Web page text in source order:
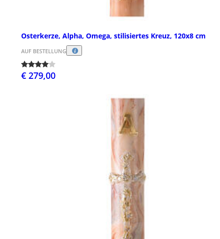
Osterkerze, Alpha, Omega, stilisiertes Kreuz, 120x8 cm
AUF BESTELLUNG
€ 279,00